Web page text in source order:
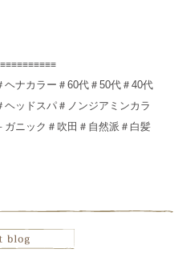
ヘナカラー＃60代＃50代＃40代
ッドスパ＃ノンジアミンカラ
ニック＃吹田＃自然派＃白髪